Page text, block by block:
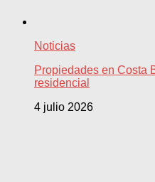
Noticias
Propiedades en Costa
residencial
4 julio 2026